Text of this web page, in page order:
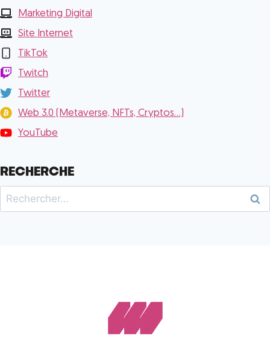
Marketing Digital
Site Internet
TikTok
Twitch
Twitter
Web 3.0 (Metaverse, NFTs, Cryptos...)
YouTube
RECHERCHE